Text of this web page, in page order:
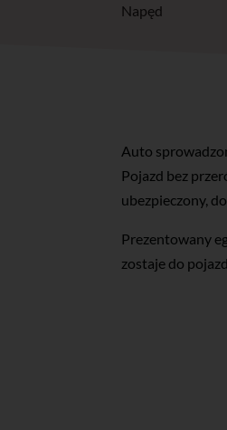
Napęd
Auto
Pojazd bez
ubezpieczony,
Prezentowany
zostaje do